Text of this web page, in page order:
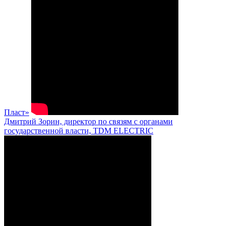
Пласт»
Дмитрий Зорин, директор по связям с органами
государственной власти, TDM ELECTRIC